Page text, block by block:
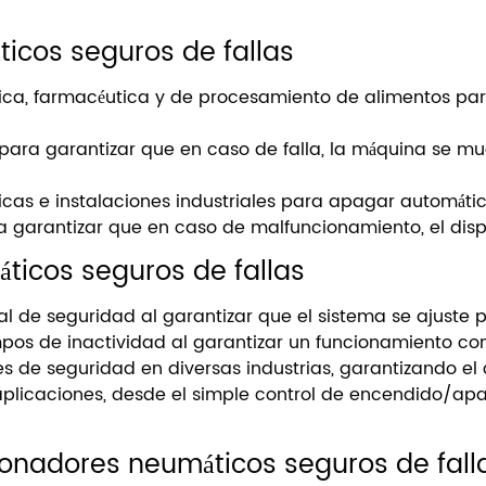
seguros de fallas
farmacéutica y de procesamiento de alimentos
garantizar que en caso de falla, la máquina se
e instalaciones industriales para apagar
garantizar que en caso de malfuncionamiento, el
seguros de fallas
de seguridad al garantizar que el sistema se ajuste
de inactividad al garantizar un funcionamiento
de seguridad en diversas industrias, garantizando
desde el simple control de encendido/
neumáticos seguros de